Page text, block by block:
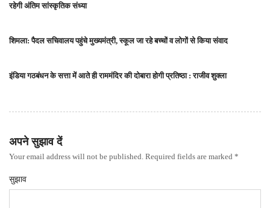
रहेगी अंतिम सांस्कृतिक संध्या
शिमला: पैदल सचिवालय पहुंचे मुख्यमंत्री, स्कूल जा रहे बच्चों व लोगों से किया संवाद
इंडिया गठबंधन के सत्ता में आते ही राममंदिर की दोबारा होगी प्रतिष्ठा : राजीव शुक्ला
अपने सुझाव दें
Your email address will not be published. Required fields are marked *
सुझाव